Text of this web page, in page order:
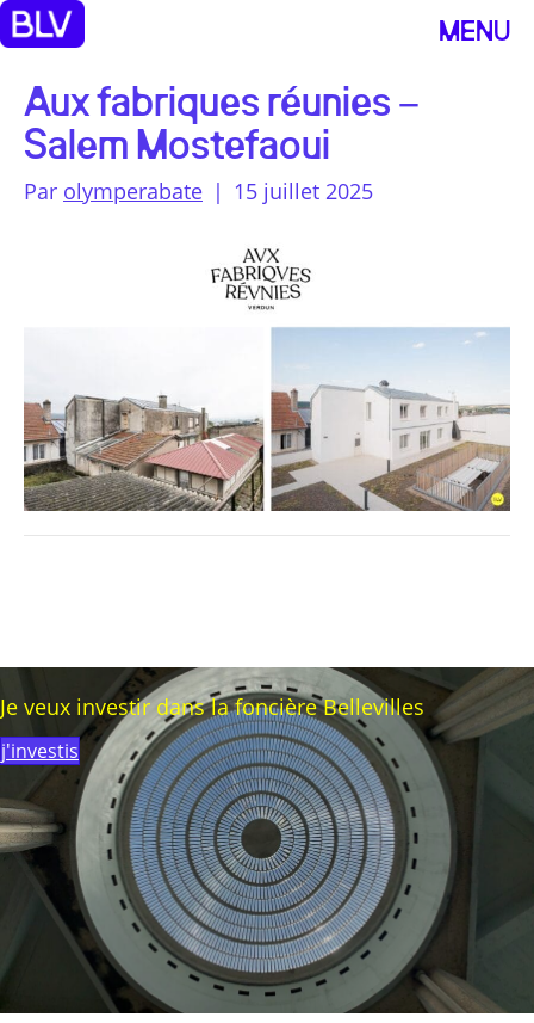
MENU
Aux fabriques réunies –
Salem Mostefaoui
Par olymperabate | 15 juillet 2025
Je veux investir dans la foncière Bellevilles
j'investis